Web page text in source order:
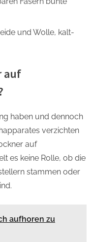
und Wolle, kalt-
auf
haben und dennoch
verzichten
auf
es keine Rolle, ob die
stammen oder
aufhoren zu